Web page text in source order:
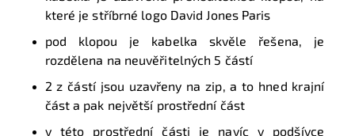
které je stříbrné logo David Jones Paris
pod klopou je kabelka skvěle řešena, je
rozdělena na neuvěřitelných 5 částí
2 z částí jsou uzavřeny na zip, a to hned krajní
část a pak největší prostřední část
v této prostřední části je navíc v podšívce